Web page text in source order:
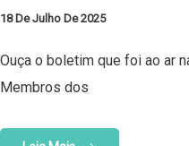
18 De Julho De 2025
Ouça o boletim que foi ao ar
Membros dos